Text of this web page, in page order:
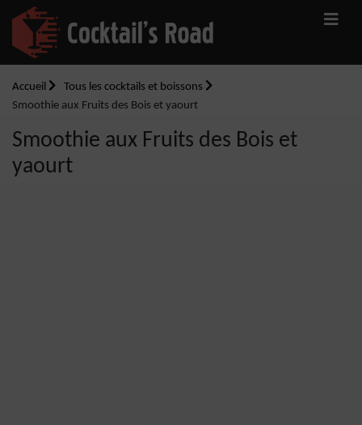
Accueil
Tous les cocktails et boissons
Smoothie aux Fruits des Bois et yaourt
Smoothie aux Fruits des Bois et
yaourt